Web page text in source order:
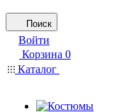
Поиск
Войти
Корзина 0
Каталог